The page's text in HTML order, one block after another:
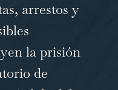
arrestos y
la prisión
de